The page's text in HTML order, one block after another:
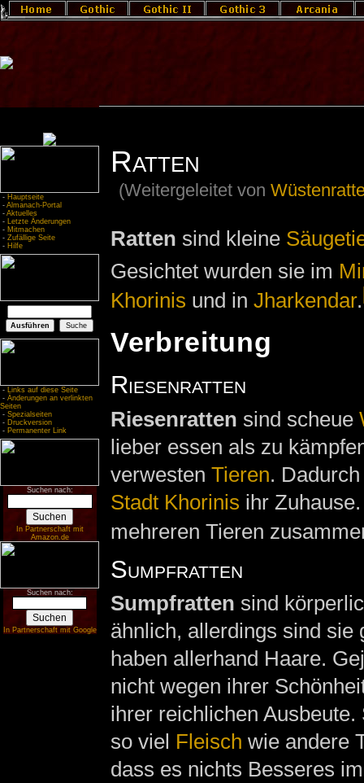
- Hauptseite
- Almanach-Portal
- Aktuelles
- Letzte Änderungen
- Mitmachen
- Zufällige Seite
- Hilfe
- Links auf diese Seite
- Änderungen an verlinkten
Seiten
- Spezialseiten
- Druckversion
- Permanenter Link
Suchen nach:
In Partnerschaft mit
Amazon.de
Suchen nach:
In Partnerschaft mit Google
Ratten
(Weitergeleitet von
Ratten sind kleine
Gesichtet wurden sie im
Khorinis und in Jharkendar.
Verbreitung
Riesenratten
Riesenratten sind scheue
lieber essen als zu
verwesten Tieren.
Stadt Khorinis ihr
mehreren Tieren
Sumpfratten
Sumpfratten sind
ähnlich, allerdings sind sie
haben allerhand Haare.
nicht wegen ihrer
ihrer reichlichen Ausbeute.
so viel Fleisch wie andere
dass es nichts Besseres